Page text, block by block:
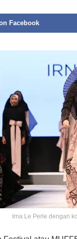
Facebook
Irna Le Perle dengan